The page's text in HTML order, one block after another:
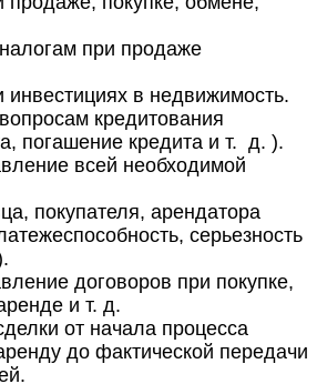
при продаже
инвестициях в недвижимость.
кредитования
погашение кредита и т. д. ).
всей необходимой
покупателя, арендатора
серьезность
договоров при покупке,
и т. д.
от начала процесса
до фактической передачи